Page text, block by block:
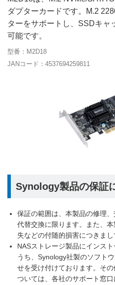
ダプターカードです。M.2
ターをサポートし、SSDキャ
可能です。
型番：M2D18
JANコード：4537694259811
Synology製品の保証
保証の範囲は、本製品の修理
代替交換に限ります。また、
失などの付随的損害につきまし
NASストレージ製品にインス
うち、Synology社製のソフト
せを受け付けております。そ
ついては、各社のサポート窓口